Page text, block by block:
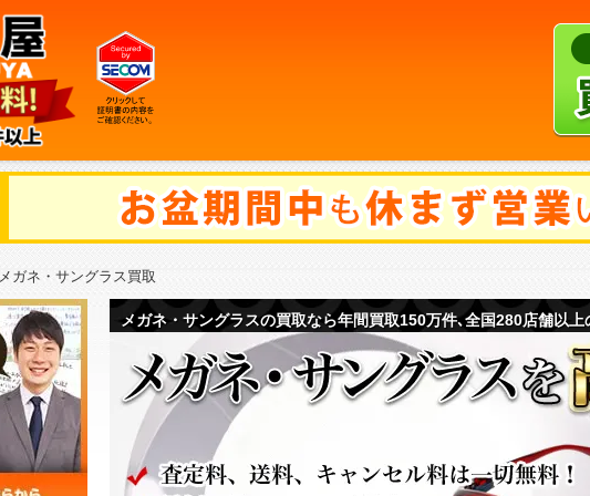
メガネ・サングラス買取
メガネ・サングラスの買取なら年間買取150万件､全国280店舗以上